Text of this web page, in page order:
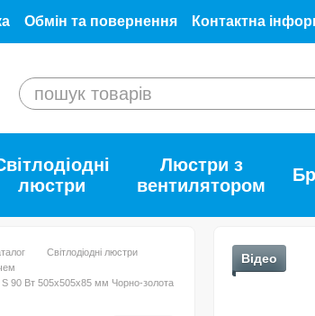
Обмін та повернення
Контактна
Співпраця з ESLLSE Угода
люстри
Люстри з
вентилятором
Світлодіодні люстри
S 90 Вт 505x505x85 мм Чорно-золота
Відео